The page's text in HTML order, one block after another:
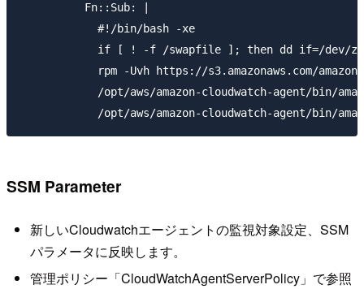
          Fn::Sub: |
            #!/bin/bash -xe
if [ ! -f /swapfile ]; then dd if=/dev/
rpm -Uvh https://s3.amazonaws.com/
/opt/aws/amazon-cloudwatch-agent/bin/
SSM Parameter
新しいCloudwatchエージェントの監視対象設定、SSM
パラメータに反映します。
管理ポリシー「CloudWatchAgentServerPolicy」で参照